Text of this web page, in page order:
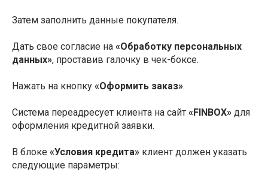
Затем заполнить данные покупателя.
Дать свое согласие на «Обработку персональных
данных», проставив галочку в чек-боксе.
Нажать на кнопку «Оформить заказ».
Система переадресует клиента на сайт «FINBOX» для
оформления кредитной заявки.
В блоке «Условия кредита» клиент должен указать
следующие параметры: